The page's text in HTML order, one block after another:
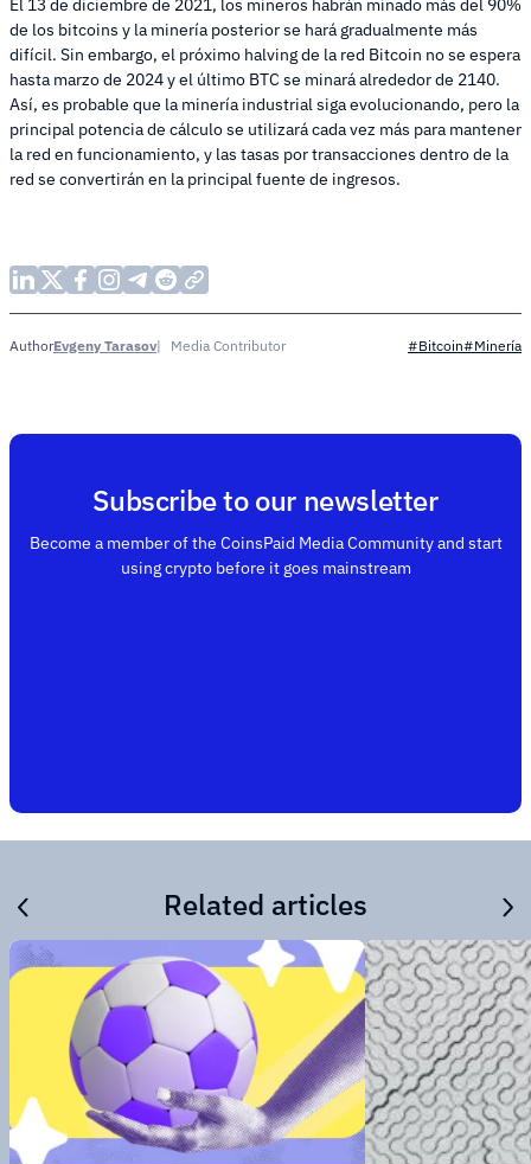
El 13 de diciembre de 2021, los mineros habrán minado más del 90%
de los bitcoins y la minería posterior se hará gradualmente más
difícil. Sin embargo, el próximo halving de la red Bitcoin no se espera
hasta marzo de 2024 y el último BTC se minará alrededor de 2140.
Así, es probable que la minería industrial siga evolucionando, pero la
principal potencia de cálculo se utilizará cada vez más para mantener
la red en funcionamiento, y las tasas por transacciones dentro de la
red se convertirán en la principal fuente de ingresos.
AuthorEvgeny Tarasov Media Contributor #Bitcoin#Minería
Subscribe to our newsletter
Become a member of the CoinsPaid Media Community and start
using crypto before it goes mainstream
Related articles